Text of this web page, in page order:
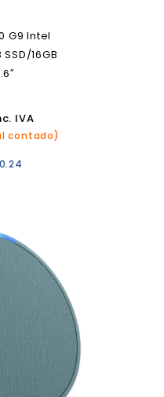
G9 Intel
16GB
IVA
contado)